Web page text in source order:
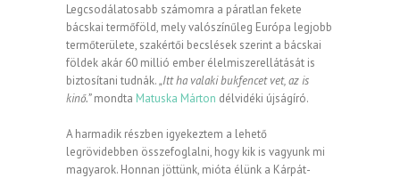
Legcsodálatosabb számomra a páratlan fekete
bácskai termőföld, mely valószínűleg Európa legjobb
termőterülete, szakértői becslések szerint a bácskai
földek akár 60 millió ember élelmiszerellátását is
biztosítani tudnák.„Itt ha valaki bukfencet vet, az is
kinő.”mondta Matuska Márton délvidéki újságíró.
A harmadik részben igyekeztem a lehető
legrövidebben összefoglalni, hogy kik is vagyunk mi
magyarok. Honnan jöttünk, mióta élünk a Kárpát-